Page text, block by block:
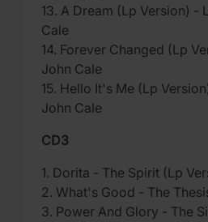
13. A Dream (Lp Version) -
Cale
14. Forever Changed (Lp
John Cale
15. Hello It's Me (Lp
John Cale
CD3
1. Dorita - The Spirit (Lp
2. What's Good - The
3. Power And Glory - The